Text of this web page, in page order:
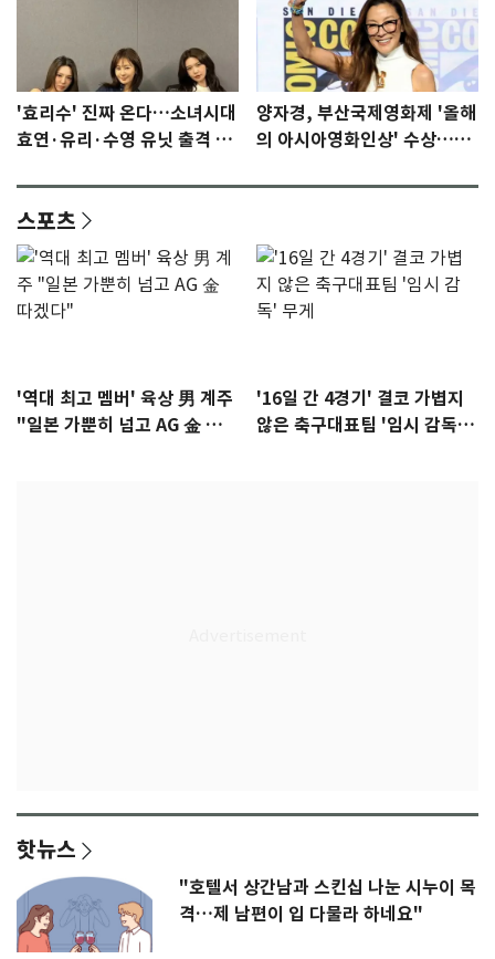
'효리수' 진짜 온다…소녀시대
효연·유리·수영 유닛 출격 [N
양자경, 부산국제영화제 '올해
의 아시아영화인상' 수상…15
스포츠
'역대 최고 멤버' 육상 男 계주
"일본 가뿐히 넘고 AG 金 따겠
'16일 간 4경기' 결코 가볍지
않은 축구대표팀 '임시 감독'
핫뉴스
"호텔서 상간남과 스킨십 나눈 시누이 목
격…제 남편이 입 다물라 하네요"